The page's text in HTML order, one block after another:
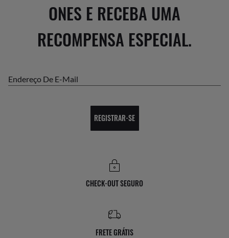
ONES E RECEBA UMA
RECOMPENSA ESPECIAL.
Endereço De E-Mail
REGISTRAR-SE
CHECK-OUT SEGURO
FRETE GRÁTIS